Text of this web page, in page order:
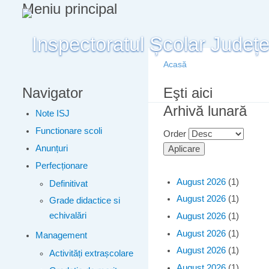
Meniu principal
Navigator
Note ISJ
Functionare scoli
Anunțuri
Perfecționare
Definitivat
Grade didactice si
echivalări
Management
Activități extrașcolare
Eşti aici
Acasă
Arhivă lunară
Order
August 2026 (1)
August 2026 (1)
August 2026 (1)
August 2026 (1)
August 2026 (1)